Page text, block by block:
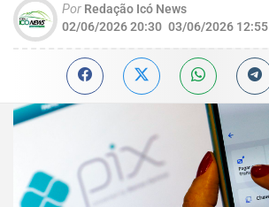
Por Redação Icó News
02/06/2026 20:30 03/06/2026 12:55